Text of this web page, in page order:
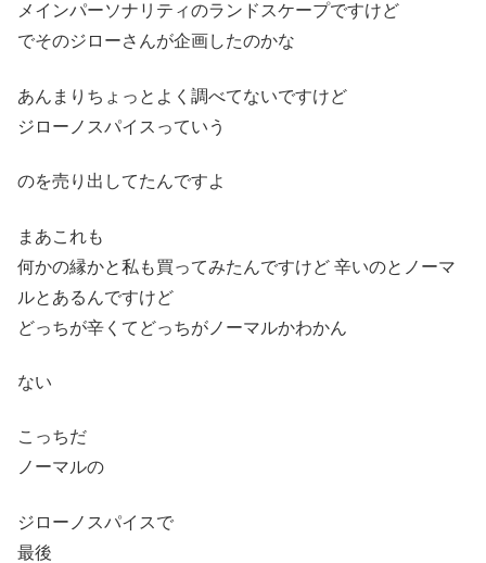
メインパーソナリティのランドスケープですけど
でそのジローさんが企画したのかな
あんまりちょっとよく調べてないですけど
ジローノスパイスっていう
のを売り出してたんですよ
まあこれも
何かの縁かと私も買ってみたんですけど 辛いのとノーマ
ルとあるんですけど
どっちが辛くてどっちがノーマルかわかん
ない
こっちだ
ノーマルの
ジローノスパイスで
最後